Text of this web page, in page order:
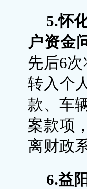
5.怀
户资金
先后6
转入个
款、车
案款项
离财政
6.益